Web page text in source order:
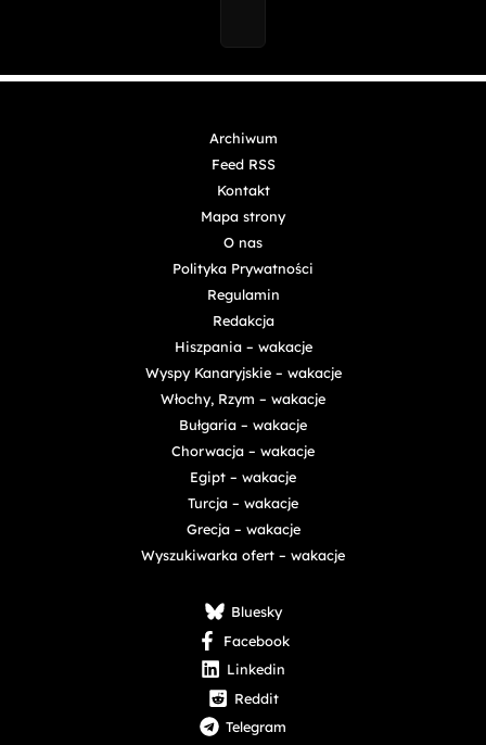
Archiwum
Feed RSS
Kontakt
Mapa strony
O nas
Polityka Prywatności
Regulamin
Redakcja
Hiszpania – wakacje
Wyspy Kanaryjskie – wakacje
Włochy, Rzym – wakacje
Bułgaria – wakacje
Chorwacja – wakacje
Egipt – wakacje
Turcja – wakacje
Grecja – wakacje
Wyszukiwarka ofert – wakacje
Bluesky
Facebook
Linkedin
Reddit
Telegram